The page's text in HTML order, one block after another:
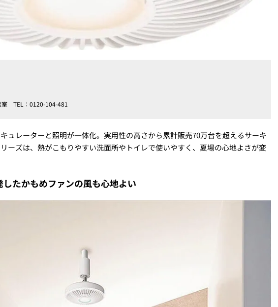
室 TEL：0120-104-481
ュレーターと照明が一体化。実用性の高さから累計販売70万台を超えるサーキ
ーズは、熱がこもりやすい洗面所やトイレで使いやすく、夏場の心地よさが変
たかもめファンの風も心地よい